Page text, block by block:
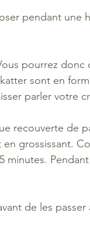
pendant une
pourrez donc
sont en
parler votre
recouverte de
grossissant.
minutes.
de les passer